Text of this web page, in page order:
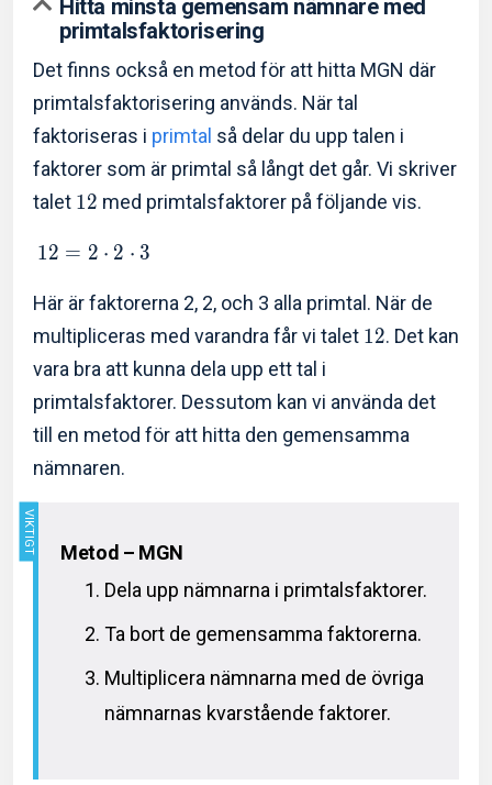
Hitta minsta gemensam nämnare med
primtalsfaktorisering
Det finns också en metod för att hitta MGN där
primtalsfaktorisering används. När tal
faktoriseras i primtal så delar du upp talen i
faktorer som är primtal så långt det går. Vi skriver
talet 12 med primtalsfaktorer på följande vis.
12 = 2 ⋅ 2 ⋅ 3
Här är faktorerna 2, 2, och 3 alla primtal. När de
multipliceras med varandra får vi talet 12. Det kan
vara bra att kunna dela upp ett tal i
primtalsfaktorer. Dessutom kan vi använda det
till en metod för att hitta den gemensamma
nämnaren.
Metod – MGN
Dela upp nämnarna i primtalsfaktorer.
Ta bort de gemensamma faktorerna.
Multiplicera nämnarna med de övriga
nämnarnas kvarstående faktorer.